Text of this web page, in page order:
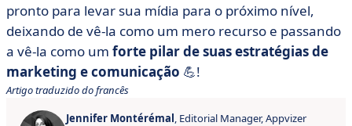
pronto para levar sua mídia para o próximo nível,
deixando de vê-la como um mero recurso e passando
a vê-la como um forte pilar de suas estratégias de
marketing e comunicação 💪!
Artigo traduzido do francês
Jennifer Montérémal, Editorial Manager, Appvizer